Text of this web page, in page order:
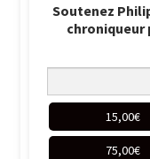
Soutenez
chroniqueur
15,00€
75,00€